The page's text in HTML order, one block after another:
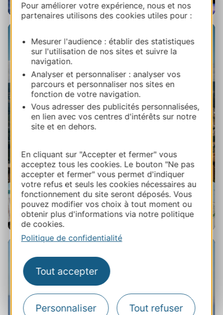
Pour améliorer votre expérience, nous et nos
partenaires utilisons des cookies utiles pour :
Mesurer l'audience : établir des statistiques
sur l'utilisation de nos sites et suivre la
navigation.
Analyser et personnaliser : analyser vos
parcours et personnaliser nos sites en
fonction de votre navigation.
Vous adresser des publicités personnalisées,
en lien avec vos centres d'intérêts sur notre
site et en dehors.
En cliquant sur "Accepter et fermer" vous
acceptez tous les cookies. Le bouton "Ne pas
accepter et fermer" vous permet d'indiquer
votre refus et seuls les cookies nécessaires au
fonctionnement du site seront déposés. Vous
pouvez modifier vos choix à tout moment ou
obtenir plus d'informations via notre politique
de cookies.
Politique de confidentialité
Tout accepter
Personnaliser Tout refuser
Mende Coeur de Lozère